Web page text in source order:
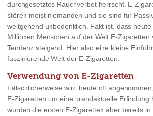
durchgesetztes Rauchverbot herrscht. E-
stören meist niemanden und sie sind für
weitgehend unbedenklich. Fakt ist, dass
Millionen Menschen auf der Welt E-Zigaretten
Tendenz steigend. Hier also eine kleine
faszinierende Welt der E-Zigaretten.
Verwendung von E-Zigaretten
Fälschlicherweise wird heute oft
E-Zigaretten um eine brandaktuelle Erfindung
wurden die ersten E-Zigaretten aber bereits in